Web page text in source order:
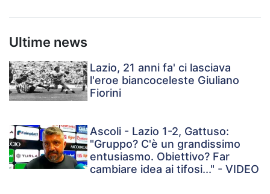
Ultime news
Lazio, 21 anni fa' ci lasciava
l'eroe biancoceleste Giuliano
Fiorini
Ascoli - Lazio 1-2, Gattuso:
"Gruppo? C'è un grandissimo
entusiasmo. Obiettivo? Far
cambiare idea ai tifosi..." - VIDEO